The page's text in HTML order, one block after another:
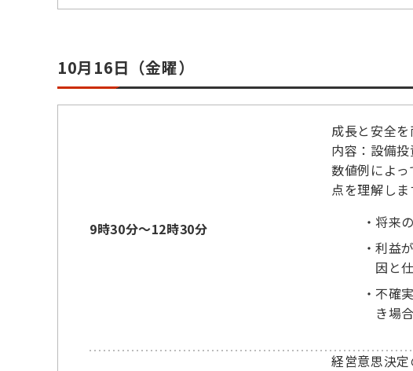
10月16日（金曜）
9時30分～12時30分
成長と安全
内容：設備
数値例によ
点を理解しま
将来
利益
因と
不確
き場合
経営意思決